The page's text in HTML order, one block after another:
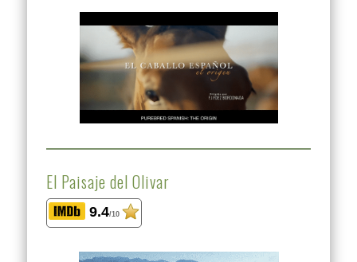
El Paisaje del Olivar
9.4/10